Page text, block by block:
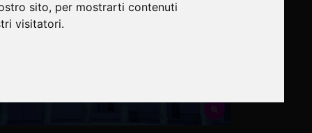
sito, per mostrarti contenuti
visitatori.